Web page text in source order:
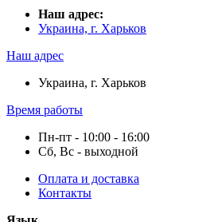
Наш адрес:
Украина, г. Харьков
Наш адрес
Украина, г. Харьков
Время работы
Пн-пт - 10:00 - 16:00
Сб, Вс - выходной
Оплата и доставка
Контакты